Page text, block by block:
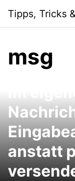
content
Tipps, Tricks
msg
anstatt